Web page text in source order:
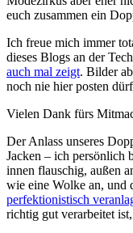
euch zusammen ein
Ich freue mich immer
dieses Blogs an der
auch mal zeigt. Bilder
noch nie hier posten
Vielen Dank fürs
Der Anlass unseres
Jacken – ich persönlich
innen flauschig, außen
wie eine Wolke an, und
perfektionistisch
richtig gut verarbeitet